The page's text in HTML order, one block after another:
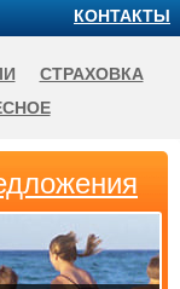
КОНТАКТЫ
СТРАХОВКА